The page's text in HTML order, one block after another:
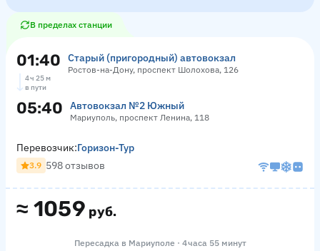
В пределах станции
01:40 Старый (пригородный) автовокзал
Ростов-на-Дону, проспект Шолохова, 126
4 ч 25 м
в пути
05:40 Автовокзал №2 Южный
Мариуполь, проспект Ленина, 118
≈ 1059 руб.
Перевозчик:Горизон-Тур
3.9 598 отзывов
Пересадка в Мариуполе · 4 часа 55 минут